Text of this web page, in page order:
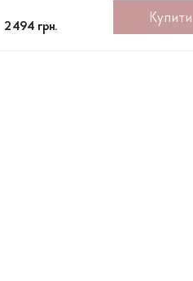
2 494 грн.
Купити